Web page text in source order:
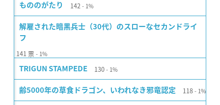
もののがたり 142 1%
解雇された暗黒兵士（30代）のスローなセカンドライ
フ
141 票 1%
TRIGUN STAMPEDE 130 1%
齢5000年の草食ドラゴン、いわれなき邪竜認定 118 1%